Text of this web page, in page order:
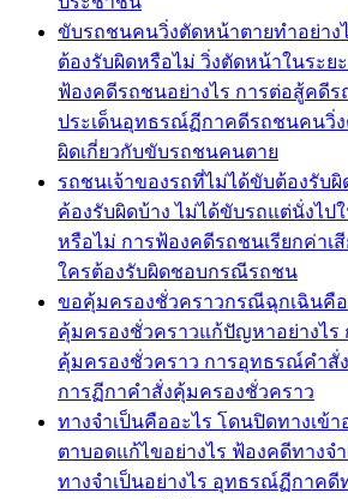
ขับรถชนคนวิ่งตัดหน้าตายทำอย่าง
ต้องรับผิดหรือไม่ วิ่งตัดหน้าในระย
ฟ้องคดีรถชนอย่างไร การต่อสู้คดี
ประเด็นอุทธรณ์ฏีกาคดีรถชนคนวิ่ง
ผิดเกี่ยวกับขับรถชนคนตาย
รถชนเจ้าของรถที่ไม่ได้ขับต้องรับ
ค้องรับผิดบ้าง ไม่ได้ขับรถแต่นั่งไป
หรือไม่ การฟ้องคดีรถชนเรียกค่าเ
ใครต้องรับผิดชอบกรณีรถชน
ขอคุ้มครองชั่วคราวกรณีฉุกเฉินคือ
คุ้มครองชั่วคราวแก้ปัญหาอย่างไร
คุ้มครองชั่วคราว การอุทธรณ์คำสั่
การฏีกาคำสั่งคุ้มครองชั่วคราว
ทางจำเป็นคืออะไร โดนปิดทางเข้
ตาบอดแก้ไขอย่างไร ฟ้องคดีทางจ
ทางจำเป็นอย่างไร อุทธรณ์ฏีกาคดี